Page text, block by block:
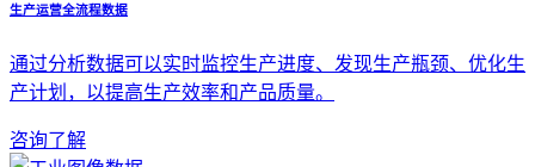
生产运营全流程数据
通过分析数据可以实时监控生产进度、发现生产瓶颈、优化生
产计划，以提高生产效率和产品质量。
咨询了解